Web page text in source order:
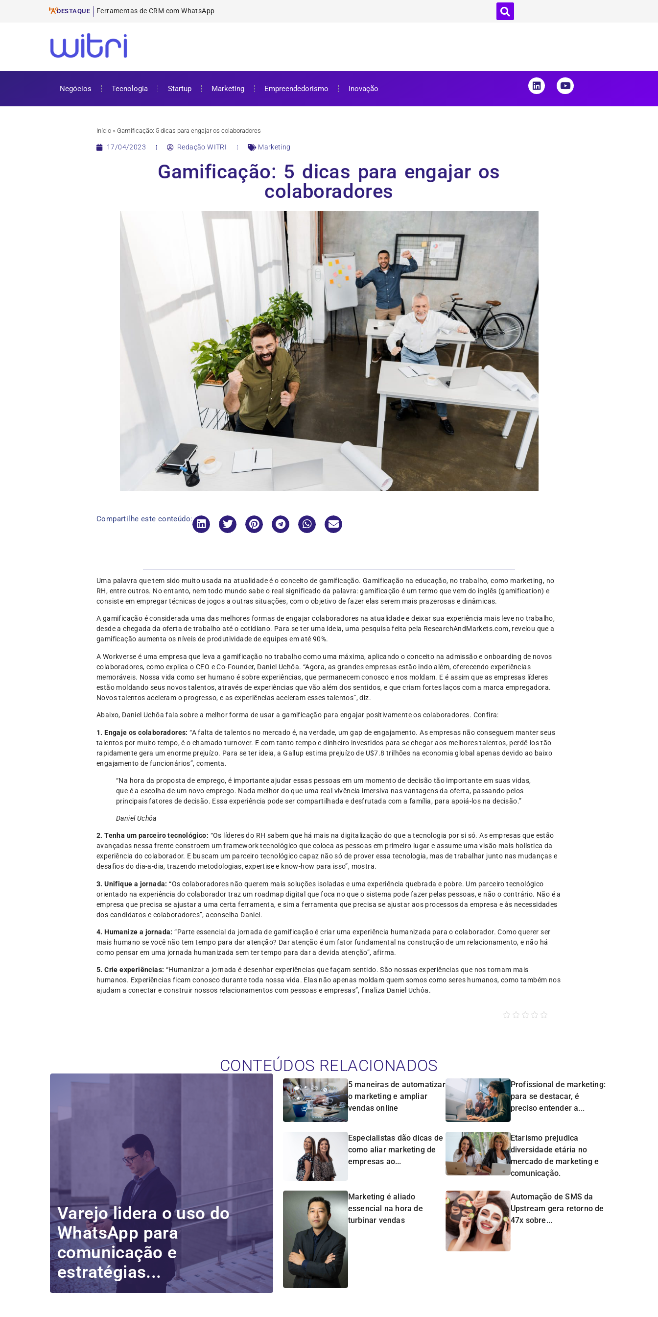
DESTAQUE Ferramentas de E-mail
ProUni: como funciona e requisitos para bolsa de estudos
Cursos gratuitos online: onde encontrar e como aproveitar
ENEM 2025: datas, inscrições e como se preparar
Negócios Tecnologia Startup Marketing Empreendedorismo Inovação
Início » Gamificação: 5 dicas para engajar os colaboradores
17/04/2023 Redação WITRI Marketing
Gamificação: 5 dicas para engajar os
colaboradores
Compartilhe este conteúdo:
Uma palavra que tem sido muito usada na atualidade é o conceito de gamificação. Gamificação na educação, no trabalho, como marketing, no
RH, entre outros. No entanto, nem todo mundo sabe o real significado da palavra: gamificação é um termo que vem do inglês (gamification) e
consiste em empregar técnicas de jogos a outras situações, com o objetivo de fazer elas serem mais prazerosas e dinâmicas.
A gamificação é considerada uma das melhores formas de engajar colaboradores na atualidade e deixar sua experiência mais leve no trabalho,
desde a chegada da oferta de trabalho até o cotidiano. Para se ter uma ideia, uma pesquisa feita pela ResearchAndMarkets.com, revelou que a
gamificação aumenta os níveis de produtividade de equipes em até 90%.
A Workverse é uma empresa que leva a gamificação no trabalho como uma máxima, aplicando o conceito na admissão e onboarding de novos
colaboradores, como explica o CEO e Co-Founder, Daniel Uchôa. “Agora, as grandes empresas estão indo além, oferecendo experiências
memoráveis. Nossa vida como ser humano é sobre experiências, que permanecem conosco e nos moldam. E é assim que as empresas líderes
estão moldando seus novos talentos, através de experiências que vão além dos sentidos, e que criam fortes laços com a marca empregadora.
Novos talentos aceleram o progresso, e as experiências aceleram esses talentos”, diz.
Abaixo, Daniel Uchôa fala sobre a melhor forma de usar a gamificação para engajar positivamente os colaboradores. Confira:
1. Engaje os colaboradores: “A falta de talentos no mercado é, na verdade, um gap de engajamento. As empresas não conseguem manter seus
talentos por muito tempo, é o chamado turnover. E com tanto tempo e dinheiro investidos para se chegar aos melhores talentos, perdê-los tão
rapidamente gera um enorme prejuízo. Para se ter ideia, a Gallup estima prejuízo de U$7.8 trilhões na economia global apenas devido ao baixo
engajamento de funcionários”, comenta.
“Na hora da proposta de emprego, é importante ajudar essas pessoas em um momento de decisão tão importante em suas vidas,
que é a escolha de um novo emprego. Nada melhor do que uma real vivência imersiva nas vantagens da oferta, passando pelos
principais fatores de decisão. Essa experiência pode ser compartilhada e desfrutada com a família, para apoiá-los na decisão.”
Daniel Uchôa
2. Tenha um parceiro tecnológico: “Os líderes do RH sabem que há mais na digitalização do que a tecnologia por si só. As empresas que estão
avançadas nessa frente constroem um framework tecnológico que coloca as pessoas em primeiro lugar e assume uma visão mais holística da
experiência do colaborador. E buscam um parceiro tecnológico capaz não só de prover essa tecnologia, mas de trabalhar junto nas mudanças e
desafios do dia-a-dia, trazendo metodologias, expertise e know-how para isso”, mostra.
3. Unifique a jornada:“Os colaboradores não querem mais soluções isoladas e uma experiência quebrada e pobre. Um parceiro tecnológico
orientado na experiência do colaborador traz um roadmap digital que foca no que o sistema pode fazer pelas pessoas, e não o contrário. Não é a
empresa que precisa se ajustar a uma certa ferramenta, e sim a ferramenta que precisa se ajustar aos processos da empresa e às necessidades
dos candidatos e colaboradores”, aconselha Daniel.
4. Humanize a jornada: “Parte essencial da jornada de gamificação é criar uma experiência humanizada para o colaborador. Como querer ser
mais humano se você não tem tempo para dar atenção? Dar atenção é um fator fundamental na construção de um relacionamento, e não há
como pensar em uma jornada humanizada sem ter tempo para dar a devida atenção”, afirma.
5. Crie experiências: “Humanizar a jornada é desenhar experiências que façam sentido. São nossas experiências que nos tornam mais
humanos. Experiências ficam conosco durante toda nossa vida. Elas não apenas moldam quem somos como seres humanos, como também nos
ajudam a conectar e construir nossos relacionamentos com pessoas e empresas”, finaliza Daniel Uchôa.
CONTEÚDOS RELACIONADOS
Varejo lidera o uso do
WhatsApp para
comunicação e
estratégias...
5 maneiras de automatizar
o marketing e ampliar
vendas online
Profissional de marketing:
para se destacar, é
preciso entender a...
Especialistas dão dicas de
como aliar marketing de
empresas ao...
Etarismo prejudica
diversidade etária no
mercado de marketing e
comunicação.
Marketing é aliado
essencial na hora de
turbinar vendas
Automação de SMS da
Upstream gera retorno de
47x sobre...